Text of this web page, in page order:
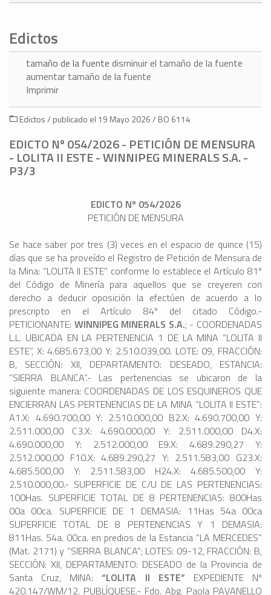
Edictos
tamaño de la fuente disminuir el tamaño de la fuente
aumentar tamaño de la fuente
Imprimir
Edictos / publicado el 19 Mayo 2026 / BO 6114
EDICTO Nº 054/2026 - PETICIÓN DE MENSURA
- LOLITA II ESTE - WINNIPEG MINERALS S.A. -
P3/3
EDICTO Nº 054/2026
PETICIÓN DE MENSURA
Se hace saber por tres (3) veces en el espacio de quince (15)
días que se ha proveído el Registro de Petición de Mensura de
la Mina: “LOLITA II ESTE" conforme lo establece el Artículo 81º
del Código de Minería para aquellos que se creyeren con
derecho a deducir oposición la efectúen de acuerdo a lo
prescripto en el Artículo 84º del citado Código.-
PETICIONANTE: WINNIPEG MINERALS S.A.; - COORDENADAS
L.L. UBICADA EN LA PERTENENCIA 1 DE LA MINA “LOLITA II
ESTE”, X: 4.685.673,00 Y: 2.510.039,00. LOTE: 09, FRACCIÓN:
B, SECCIÓN: XII, DEPARTAMENTO: DESEADO, ESTANCIA:
“SIERRA BLANCA”.- Las pertenencias se ubicaron de la
siguiente manera: COORDENADAS DE LOS ESQUINEROS QUE
ENCIERRAN LAS PERTENENCIAS DE LA MINA “LOLITA II ESTE”:
A1.X: 4.690.700,00 Y: 2.510.000,00 B2.X: 4.690.700,00 Y:
2.511.000,00 C3.X: 4.690.000,00 Y: 2.511.000,00 D4.X:
4.690.000,00 Y: 2.512.000,00 E9.X: 4.689.290,27 Y:
2.512.000,00 F10.X: 4.689.290,27 Y: 2.511.583,00 G23.X:
4.685.500,00 Y: 2.511.583,00 H24.X: 4.685.500,00 Y:
2.510.000,00.- SUPERFICIE DE C/U DE LAS PERTENENCIAS:
100Has. SUPERFICIE TOTAL DE 8 PERTENENCIAS: 800Has
00a 00ca. SUPERFICIE DE 1 DEMASIA: 11Has 54a 00ca
SUPERFICIE TOTAL DE 8 PERTENENCIAS Y 1 DEMASIA:
811Has. 54a. 00ca. en predios de la Estancia “LA MERCEDES”
(Mat. 2171) y “SIERRA BLANCA”; LOTES: 09-12, FRACCIÓN: B,
SECCIÓN: XII, DEPARTAMENTO: DESEADO de la Provincia de
Santa Cruz, MINA: “LOLITA II ESTE” EXPEDIENTE Nº
420.147/WM/12. PUBLÍQUESE.- Fdo. Abg. Paola PAVANELLO